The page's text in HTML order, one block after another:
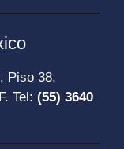
Piso 38,
Tel: (55) 3640